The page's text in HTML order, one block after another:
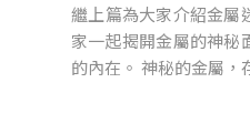
繼上篇為大家介紹金屬
家一起揭開金屬的神秘
的內在。 神秘的金屬